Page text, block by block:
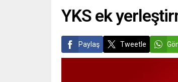
YKS ek
Paylaş Tweetle